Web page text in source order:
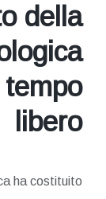
della
libero
ha costituito